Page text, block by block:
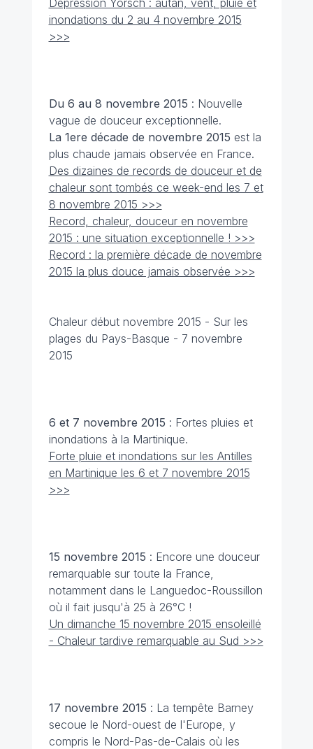
Dépression Yorsch : autan, vent, pluie et
inondations du 2 au 4 novembre 2015
>>>
Du 6 au 8 novembre 2015 : Nouvelle
vague de douceur exceptionnelle.
La 1ere décade de novembre 2015 est la
plus chaude jamais observée en France.
Des dizaines de records de douceur et de
chaleur sont tombés ce week-end les 7 et
8 novembre 2015 >>>
Record, chaleur, douceur en novembre
2015 : une situation exceptionnelle ! >>>
Record : la première décade de novembre
2015 la plus douce jamais observée >>>
Chaleur début novembre 2015 - Sur les
plages du Pays-Basque - 7 novembre
2015
6 et 7 novembre 2015 : Fortes pluies et
inondations à la Martinique.
Forte pluie et inondations sur les Antilles
en Martinique les 6 et 7 novembre 2015
>>>
15 novembre 2015 : Encore une douceur
remarquable sur toute la France,
notamment dans le Languedoc-Roussillon
où il fait jusqu'à 25 à 26°C !
Un dimanche 15 novembre 2015 ensoleillé
- Chaleur tardive remarquable au Sud >>>
17 novembre 2015 : La tempête Barney
secoue le Nord-ouest de l'Europe, y
compris le Nord-Pas-de-Calais où les